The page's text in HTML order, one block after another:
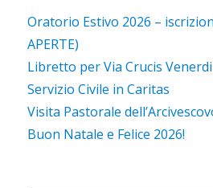
Oratorio Estivo 2026 –
APERTE)
Libretto per Via Crucis
Servizio Civile in Caritas
Visita Pastorale
Buon Natale e Felice 2026!